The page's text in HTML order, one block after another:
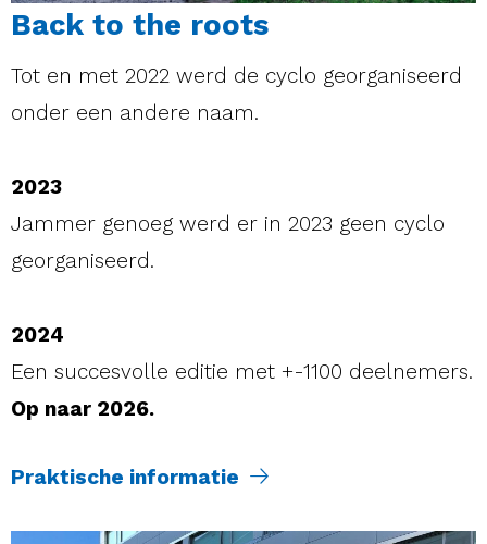
Back to the roots
Tot en met 2022 werd de cyclo georganiseerd
onder een andere naam.
2023
Jammer genoeg werd er in 2023 geen cyclo
georganiseerd.
2024
Een succesvolle editie met +-1100 deelnemers.
Op naar 2026.
Praktische informatie